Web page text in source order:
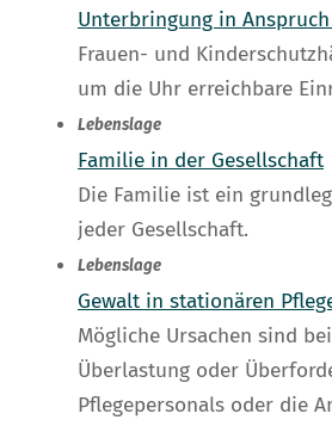
Unterbringung in
Frauen- und
um die Uhr erreichbare
Lebenslage
Familie in der Gesellschaft
Die Familie ist ein
jeder Gesellschaft.
Lebenslage
Gewalt in stationären
Mögliche Ursachen sind
Überlastung oder
Pflegepersonals oder die